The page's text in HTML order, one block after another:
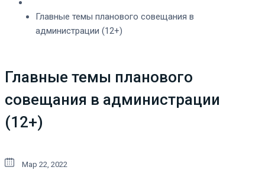
Главные темы планового совещания в
администрации (12+)
Главные темы планового
совещания в администрации
(12+)
Мар 22, 2022